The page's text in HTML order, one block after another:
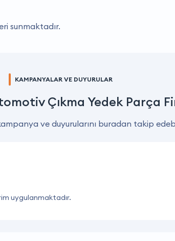
sunmaktadır.
KAMPANYALAR VE DUYURULAR
Çıkma Yedek Parça
ve duyurularını buradan takip
uygulanmaktadır.